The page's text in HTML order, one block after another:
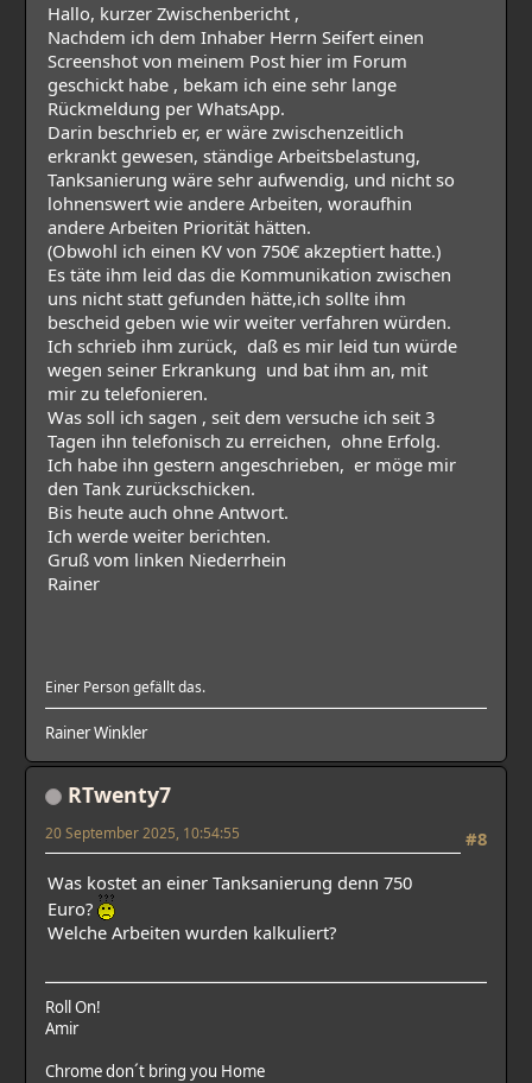
Hallo, kurzer Zwischenbericht ,
Nachdem ich dem Inhaber Herrn Seifert einen
Screenshot von meinem Post hier im Forum
geschickt habe , bekam ich eine sehr lange
Rückmeldung per WhatsApp.
Darin beschrieb er, er wäre zwischenzeitlich
erkrankt gewesen, ständige Arbeitsbelastung,
Tanksanierung wäre sehr aufwendig, und nicht so
lohnenswert wie andere Arbeiten, woraufhin
andere Arbeiten Priorität hätten.
(Obwohl ich einen KV von 750€ akzeptiert hatte.)
Es täte ihm leid das die Kommunikation zwischen
uns nicht statt gefunden hätte,ich sollte ihm
bescheid geben wie wir weiter verfahren würden.
Ich schrieb ihm zurück, daß es mir leid tun würde
wegen seiner Erkrankung und bat ihm an, mit
mir zu telefonieren.
Was soll ich sagen , seit dem versuche ich seit 3
Tagen ihn telefonisch zu erreichen, ohne Erfolg.
Ich habe ihn gestern angeschrieben, er möge mir
den Tank zurückschicken.
Bis heute auch ohne Antwort.
Ich werde weiter berichten.
Gruß vom linken Niederrhein
Rainer
Einer Person gefällt das.
Rainer Winkler
RTwenty7
#8
20 September 2025, 10:54:55
Was kostet an einer Tanksanierung denn 750
Euro?
Welche Arbeiten wurden kalkuliert?
Roll On!
Amir
Chrome don´t bring you Home